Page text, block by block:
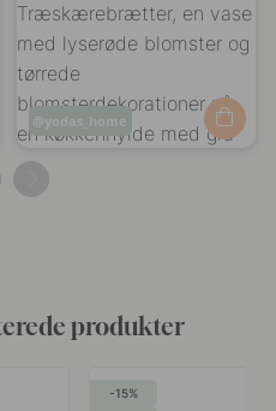
Opslag
af
yodas_home
produkter
15